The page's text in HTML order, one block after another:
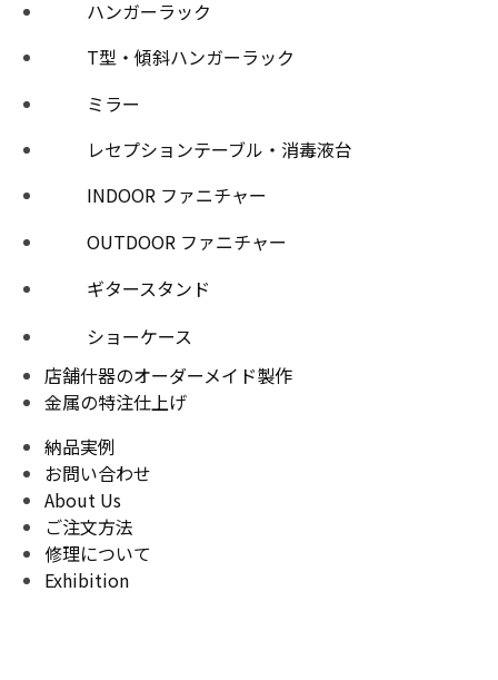
ハンガーラック
T型・傾斜ハンガーラック
ミラー
レセプションテーブル・消毒液台
INDOOR ファニチャー
OUTDOOR ファニチャー
ギタースタンド
ショーケース
店舗什器のオーダーメイド製作
金属の特注仕上げ
納品実例
お問い合わせ
About Us
ご注文方法
修理について
Exhibition